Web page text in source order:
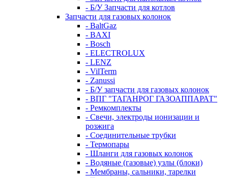
- Б/У Запчасти для котлов
Запчасти для газовых колонок
- BaltGaz
- BAXI
- Bosch
- ELECTROLUX
- LENZ
- VilTerm
- Zanussi
- Б/У запчасти для газовых колонок
- ВПГ "ТАГАНРОГ ГАЗОАППАРАТ"
- Ремкомплекты
- Свечи, электроды ионизации и
розжига
- Соединительные трубки
- Термопары
- Шланги для газовых колонок
- Водяные (газовые) узлы (блоки)
- Мембраны, сальники, тарелки